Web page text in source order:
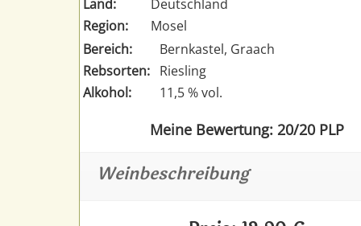
Land:
Deutschland
Region:
Mosel
Bereich:
Bernkastel, Graach
Rebsorten: Riesling
Alkohol:
11,5 % vol.
Meine Bewertung: 20/20 PLP
Weinbeschreibung